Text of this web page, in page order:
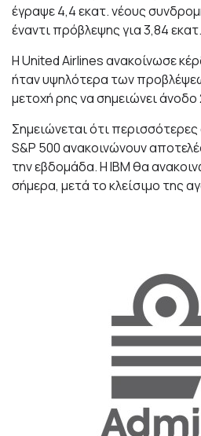
έγραψε 4,4 εκατ. νέους
έναντι πρόβλεψης για 3,84 εκατ.
Η United Airlines ανακοίνωσε
ήταν υψηλότερα των
μετοχή ρης να σημειώνει άνοδο
Σημειώνεται ότι
S&P 500 ανακοινώνουν
την εβδομάδα. Η IBM θα
σήμερα, μετά το κλείσιμο της